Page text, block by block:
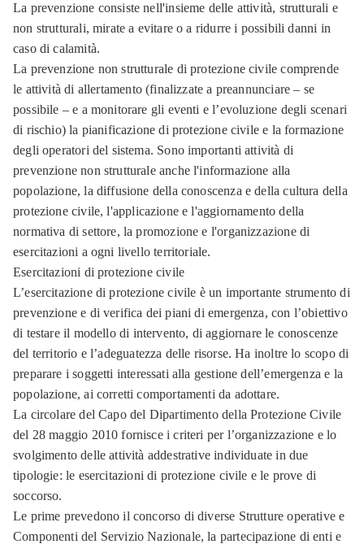
La prevenzione consiste nell'insieme delle attività, strutturali e
non strutturali, mirate a evitare o a ridurre i possibili danni in
caso di calamità.
La prevenzione non strutturale di protezione civile comprende
le attività di allertamento (finalizzate a preannunciare – se
possibile – e a monitorare gli eventi e l’evoluzione degli scenari
di rischio) la pianificazione di protezione civile e la formazione
degli operatori del sistema. Sono importanti attività di
prevenzione non strutturale anche l'informazione alla
popolazione, la diffusione della conoscenza e della cultura della
protezione civile, l'applicazione e l'aggiornamento della
normativa di settore, la promozione e l'organizzazione di
esercitazioni a ogni livello territoriale.
Esercitazioni di protezione civile
L’esercitazione di protezione civile è un importante strumento di
prevenzione e di verifica dei piani di emergenza, con l’obiettivo
di testare il modello di intervento, di aggiornare le conoscenze
del territorio e l’adeguatezza delle risorse. Ha inoltre lo scopo di
preparare i soggetti interessati alla gestione dell’emergenza e la
popolazione, ai corretti comportamenti da adottare.
La circolare del Capo del Dipartimento della Protezione Civile
del 28 maggio 2010 fornisce i criteri per l’organizzazione e lo
svolgimento delle attività addestrative individuate in due
tipologie: le esercitazioni di protezione civile e le prove di
soccorso.
Le prime prevedono il concorso di diverse Strutture operative e
Componenti del Servizio Nazionale, la partecipazione di enti e